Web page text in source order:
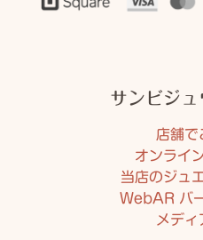
サンビジュ
店舗で
オンライ
当店のジュ
WebAR バ
メディ